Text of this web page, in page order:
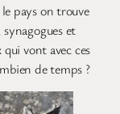
pays on trouve
et
vont avec ces
de temps ?